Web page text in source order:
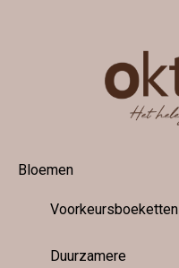
Bloemen
Voorkeursboeketten
Duurzamere